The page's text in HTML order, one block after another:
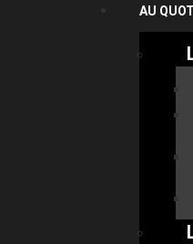
AU